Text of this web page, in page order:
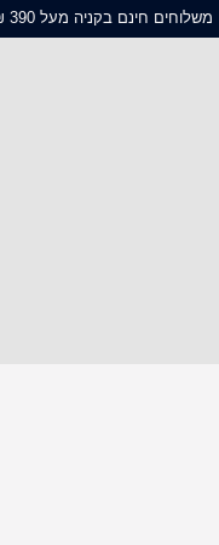
משלוחים חינם בקניה מעל 390 ₪